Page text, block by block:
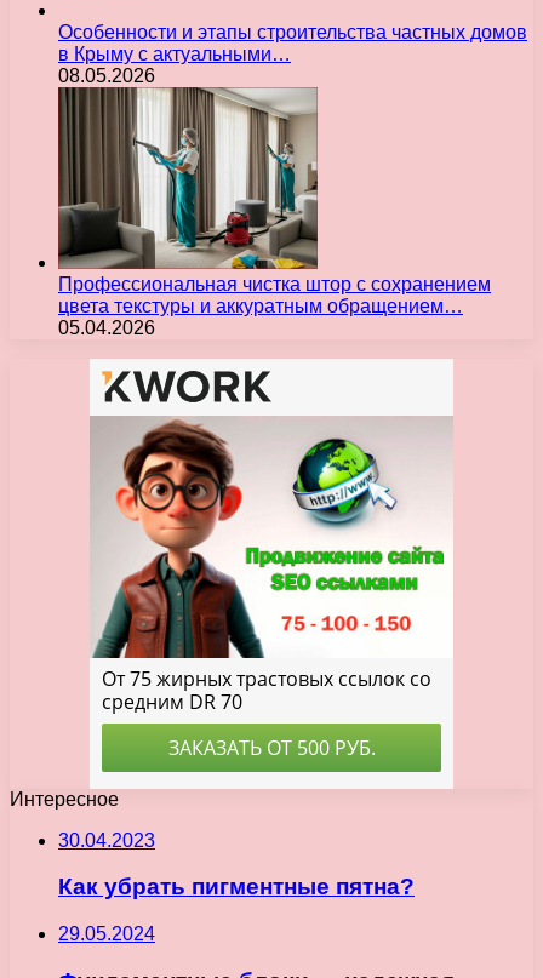
Особенности и этапы строительства частных домов
в Крыму с актуальными…
08.05.2026
Профессиональная чистка штор с сохранением
цвета текстуры и аккуратным обращением…
05.04.2026
Интересное
30.04.2023
Как убрать пигментные пятна?
29.05.2024